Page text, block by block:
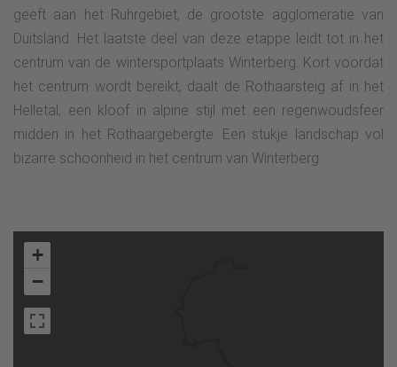
geeft aan het Ruhrgebiet, de grootste agglomeratie van
Duitsland. Het laatste deel van deze etappe leidt tot in het
centrum van de wintersportplaats Winterberg. Kort voordat
het centrum wordt bereikt, daalt de Rothaarsteig af in het
Helletal, een kloof in alpine stijl met een regenwoudsfeer
midden in het Rothaargebergte. Een stukje landschap vol
bizarre schoonheid in het centrum van Winterberg.
+
−